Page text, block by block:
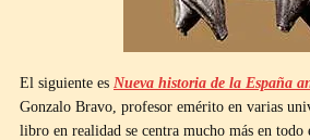
El siguiente es Nueva historia de la España
Gonzalo Bravo, profesor emérito en varias
libro en realidad se centra mucho más en todo